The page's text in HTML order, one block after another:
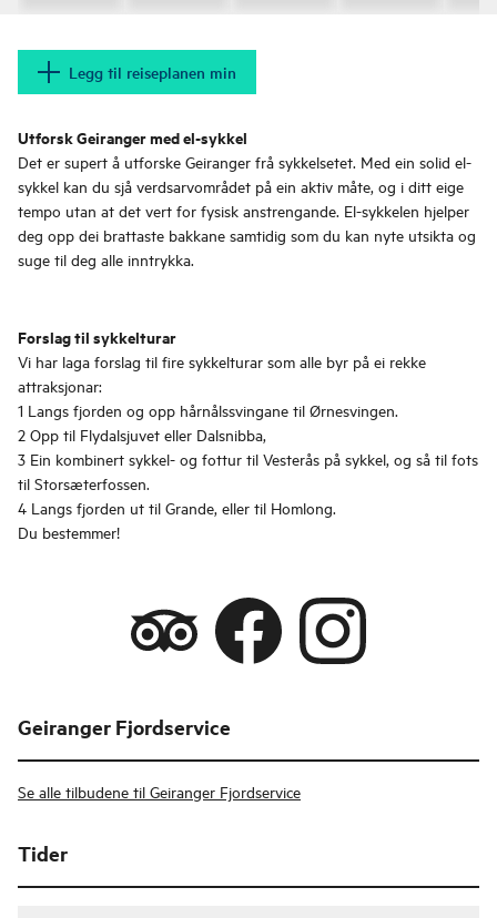
Legg til reiseplanen min
Utforsk Geiranger med el-sykkel
Det er supert å utforske Geiranger frå sykkelsetet. Med ein solid el-
sykkel kan du sjå verdsarvområdet på ein aktiv måte, og i ditt eige
tempo utan at det vert for fysisk anstrengande. El-sykkelen hjelper
deg opp dei brattaste bakkane samtidig som du kan nyte utsikta og
suge til deg alle inntrykka.
Forslag til sykkelturar
Vi har laga forslag til fire sykkelturar som alle byr på ei rekke
attraksjonar:
1 Langs fjorden og opp hårnålssvingane til Ørnesvingen.
2 Opp til Flydalsjuvet eller Dalsnibba,
3 Ein kombinert sykkel- og fottur til Vesterås på sykkel, og så til fots
til Storsæterfossen.
4 Langs fjorden ut til Grande, eller til Homlong.
Du bestemmer!
Geiranger Fjordservice
Se alle tilbudene til Geiranger Fjordservice
Tider